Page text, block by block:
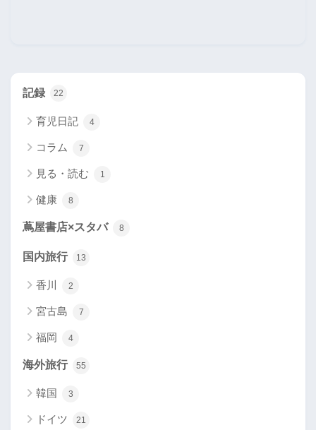
記録 22
育児日記 4
コラム 7
見る・読む 1
健康 8
蔦屋書店×スタバ 8
国内旅行 13
香川 2
宮古島 7
福岡 4
海外旅行 55
韓国 3
ドイツ 21